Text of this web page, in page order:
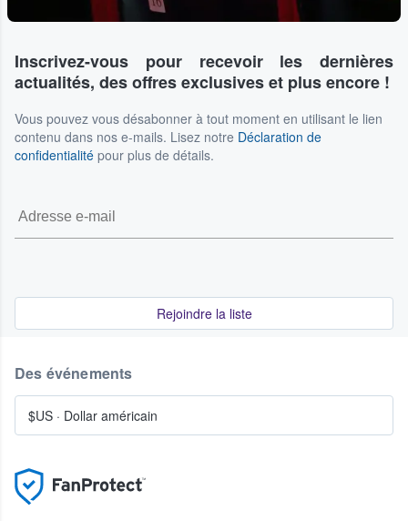
Inscrivez-vous pour recevoir les dernières
actualités, des offres exclusives et plus encore !
Vous pouvez vous désabonner à tout moment en utilisant le lien
contenu dans nos e-mails. Lisez notre Déclaration de
confidentialité pour plus de détails.
Rejoindre la liste
Des événements
$US · Dollar américain